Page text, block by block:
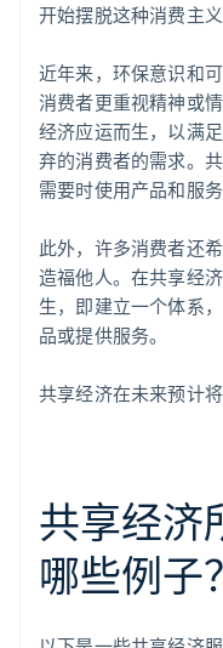
开始摆脱这种消费主义
近年来，环保意识和
消费者更重视精神或
经济应运而生，以满
弃的消费者的需求。
需要时使用产品和服
此外，许多消费者还
造福他人。在共享经
生，即建立一个体系
品或提供服务。
共享经济在未来预计
共享经济
哪些例子？